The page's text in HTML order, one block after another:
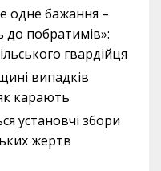
одне бажання –
до побратимів»:
гвардійця
випадків
карають
установчі збори
жертв